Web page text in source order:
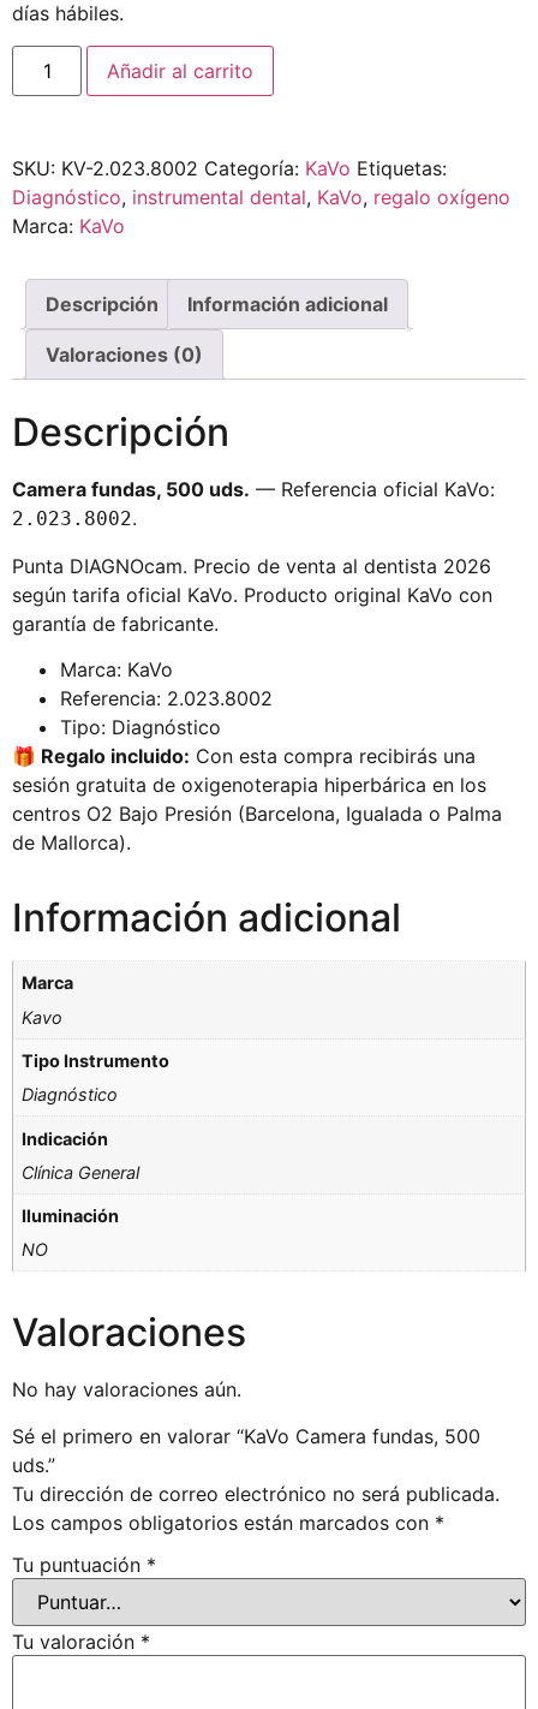
días hábiles.
Añadir al carrito
SKU: KV-2.023.8002 Categoría: KaVo Etiquetas:
Diagnóstico, instrumental dental, KaVo, regalo oxígeno
Marca: KaVo
Descripción Información adicional
Valoraciones (0)
Descripción
Camera fundas, 500 uds. — Referencia oficial KaVo:
2.023.8002.
Punta DIAGNOcam. Precio de venta al dentista 2026
según tarifa oficial KaVo. Producto original KaVo con
garantía de fabricante.
Marca: KaVo
Referencia: 2.023.8002
Tipo: Diagnóstico
🎁 Regalo incluido: Con esta compra recibirás una
sesión gratuita de oxigenoterapia hiperbárica en los
centros O2 Bajo Presión (Barcelona, Igualada o Palma
de Mallorca).
Información adicional
Marca
Kavo
Tipo Instrumento
Diagnóstico
Indicación
Clínica General
Iluminación
NO
Valoraciones
No hay valoraciones aún.
Sé el primero en valorar “KaVo Camera fundas, 500
uds.”
Tu dirección de correo electrónico no será publicada.
Los campos obligatorios están marcados con *
Tu puntuación *
Tu valoración *